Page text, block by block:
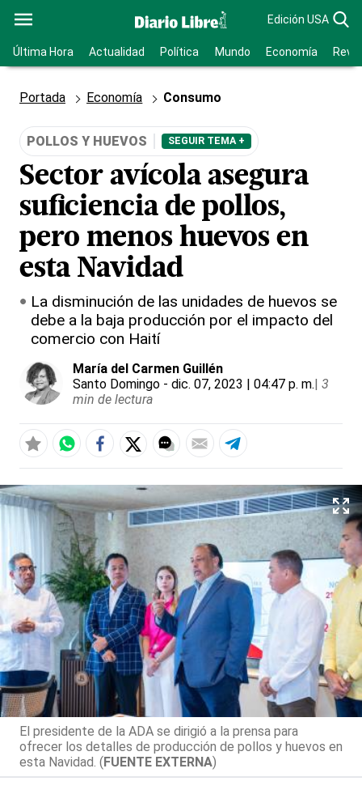
Edición USA
Última Hora Actualidad Política Mundo Economía
Portada Economía Consumo
POLLOS Y HUEVOS SEGUIR TEMA +
Sector avícola asegura
suficiencia de pollos,
pero menos huevos en
esta Navidad
La disminución de las unidades de huevos se
debe a la baja producción por el impacto del
comercio con Haití
María del Carmen Guillén
Santo Domingo - dic. 07, 2023 | 04:47 p. m.| 3
min de lectura
El presidente de la ADA se dirigió a la prensa para
ofrecer los detalles de producción de pollos y huevos en
esta Navidad. (FUENTE EXTERNA)